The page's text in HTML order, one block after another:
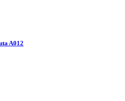
A012